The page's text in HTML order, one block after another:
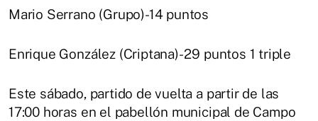
Mario Serrano (Grupo)-14 puntos
Enrique González (Criptana)- 29 puntos 1 triple
Este sábado, partido de vuelta a partir de las
17:00 horas en el pabellón municipal de Campo